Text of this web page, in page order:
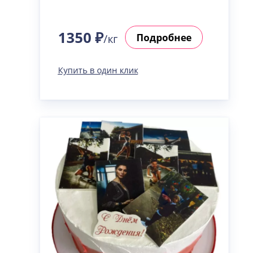
1350 ₽/кг Подробнее
Купить в один клик